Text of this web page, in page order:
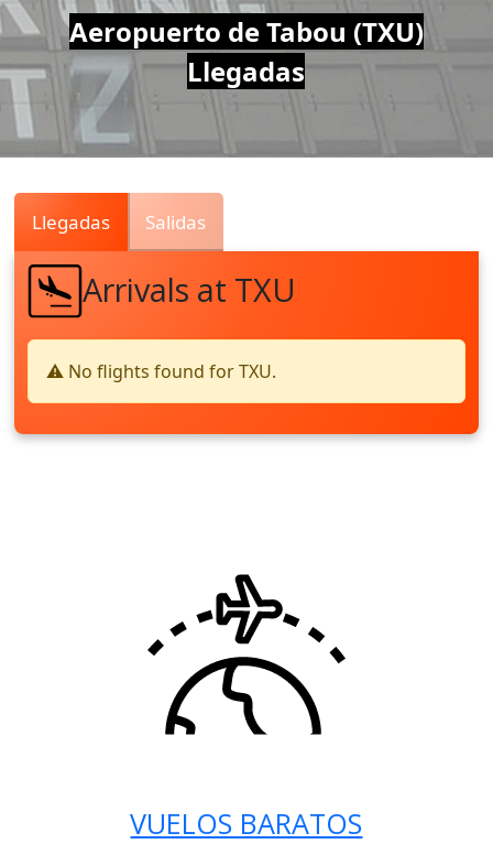
Air
Traffic
Live
Aeropuerto de Tabou (TXU)
Llegadas
Llegadas Salidas
Arrivals at TXU
⚠️ No flights found for TXU.
VUELOS BARATOS